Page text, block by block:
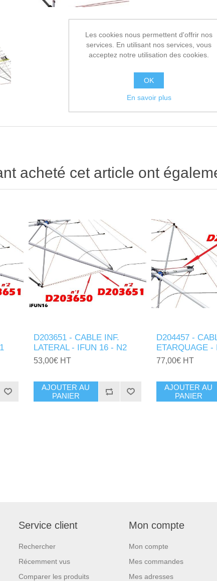
acheté cet article ont
D203651 - CABLE INF.
LATERAL - IFUN 16 - N2
53,00€ HT
AJOUTER AU
PANIER
D204457 -
ETARQUAGE -
77,00€ HT
AJOUTER AU
PANIER
Service client
Rechercher
Récemment vus
Comparer les produits
Mon compte
Mon compte
Mes commandes
Mes adresses
Les cookies nous permettent d'offrir nos
services. En utilisant nos services, vous
acceptez notre utilisation des cookies.
OK
En savoir plus